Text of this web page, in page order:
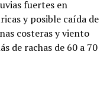
fuertes en
y posible caída de
costeras y viento
de rachas de 60 a 70